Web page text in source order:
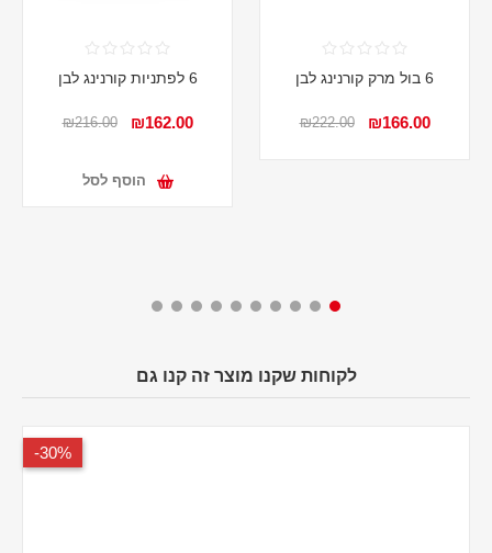
6 בול מרק קורנינג לבן
₪166.00
₪222.00
6 לפתניות קורנינג לבן
₪162.00
₪216.00
הוסף לסל
לקוחות שקנו מוצר זה קנו גם
30%-